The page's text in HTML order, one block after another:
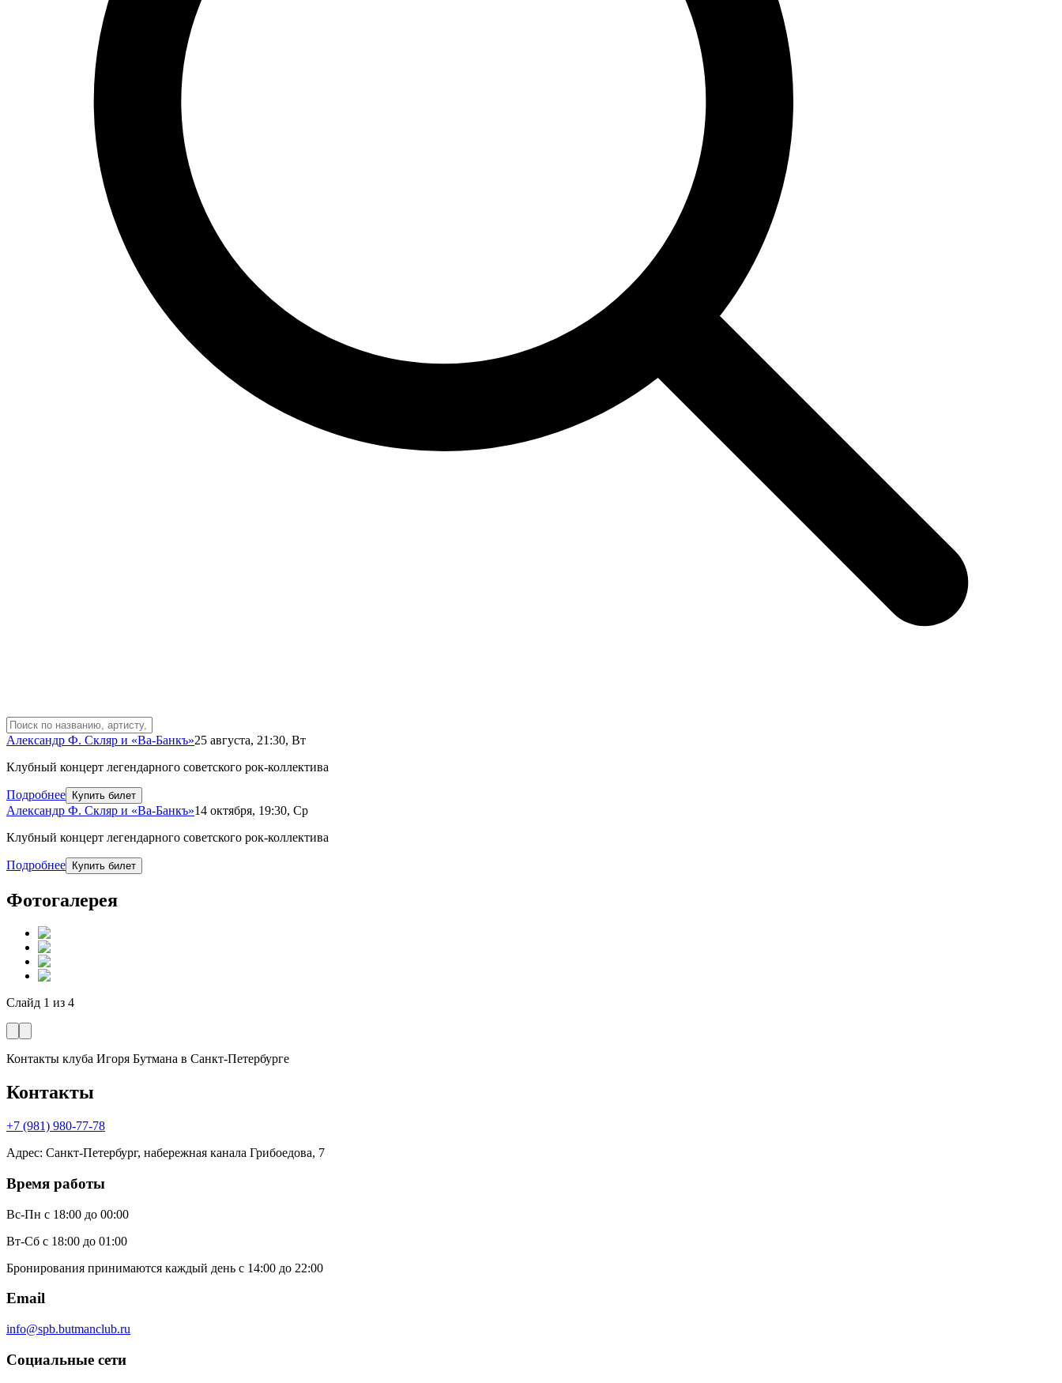
Александр Ф. Скляр и «Ва-Банкъ»25 августа, 21:30, Вт
Клубный концерт легендарного советского рок-коллектива
Подробнее Купить билет
Александр Ф. Скляр и «Ва-Банкъ»14 октября, 19:30, Ср
Клубный концерт легендарного советского рок-коллектива
Подробнее Купить билет
Фотогалерея
Слайд 1 из 4
Контакты клуба Игоря Бутмана в Санкт-Петербурге
Контакты
+7 (981) 980-77-78
Адрес: Санкт-Петербург, набережная канала Грибоедова, 7
Время работы
Вс-Пн с 18:00 до 00:00
Вт-Сб с 18:00 до 01:00
Бронирования принимаются каждый день с 14:00 до 22:00
Email
info@spb.butmanclub.ru
Социальные сети